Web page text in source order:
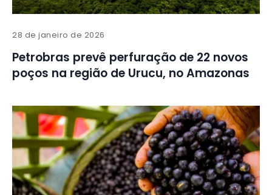
28 de janeiro de 2026
Petrobras prevê perfuração de 22 novos
poços na região de Urucu, no Amazonas